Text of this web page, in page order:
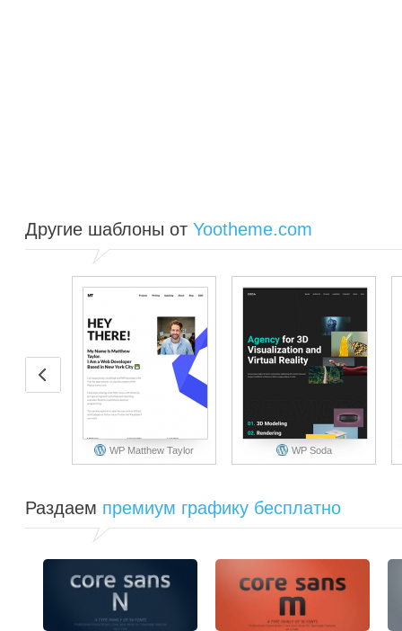
Другие шаблоны от Yootheme.com
WP Matthew Taylor WP Soda
Раздаем премиум графику бесплатно